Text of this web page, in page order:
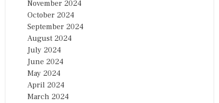
November 2024
October 2024
September 2024
August 2024
July 2024
June 2024
May 2024
April 2024
March 2024